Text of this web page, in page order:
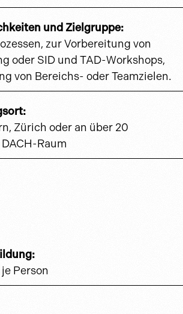
und Zielgruppe:
zur Vorbereitung von
oder SID und TAD-Workshops,
von Bereichs- oder Teamzielen.
Zürich oder an über 20
Raum
Person